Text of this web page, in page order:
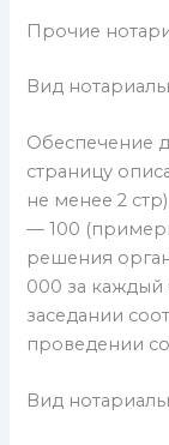
Прочие
Вид
Обеспечение
страницу
не менее 2
— 100
решения
000 за каждый
заседании
проведении
Вид